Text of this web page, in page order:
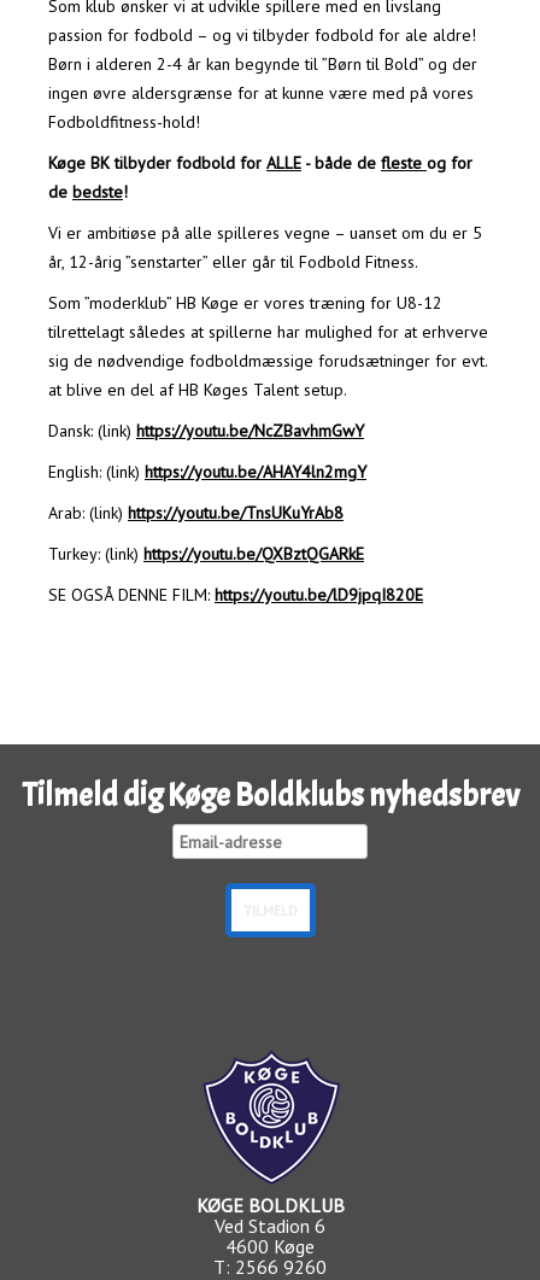
Som klub ønsker vi at udvikle spillere med en livslang
passion for fodbold – og vi tilbyder fodbold for ale aldre!
Børn i alderen 2-4 år kan begynde til ”Børn til Bold” og der
ingen øvre aldersgrænse for at kunne være med på vores
Fodboldfitness-hold!
Køge BK tilbyder fodbold for ALLE - både de fleste og for
de bedste!
Vi er ambitiøse på alle spilleres vegne – uanset om du er 5
år, 12-årig ”senstarter” eller går til Fodbold Fitness.
Som ”moderklub” HB Køge er vores træning for U8-12
tilrettelagt således at spillerne har mulighed for at erhverve
sig de nødvendige fodboldmæssige forudsætninger for evt.
at blive en del af HB Køges Talent setup.
Dansk: (link) https://youtu.be/NcZBavhmGwY
English: (link) https://youtu.be/AHAY4ln2mgY
Arab: (link) https://youtu.be/TnsUKuYrAb8
Turkey: (link) https://youtu.be/QXBztQGARkE
SE OGSÅ DENNE FILM: https://youtu.be/lD9jpqI820E
Tilmeld dig Køge Boldklubs nyhedsbrev
KØGE BOLDKLUB
Ved Stadion 6
4600 Køge
T: 2566 9260